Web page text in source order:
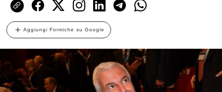
Aggiungi Formiche su Google